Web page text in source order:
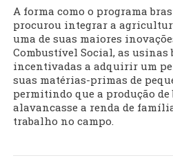
A forma como o programa
procurou integrar a
uma de suas maiores
Combustível Social, as usinas
incentivadas a adquirir um
suas matérias-primas de
permitindo que a produção
alavancasse a renda de
trabalho no campo.